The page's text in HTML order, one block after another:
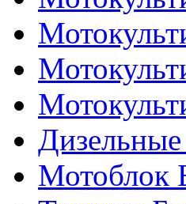
Мотоблок